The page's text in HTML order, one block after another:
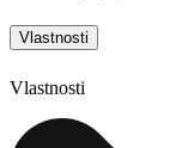
Vlastnosti
Vlastnosti